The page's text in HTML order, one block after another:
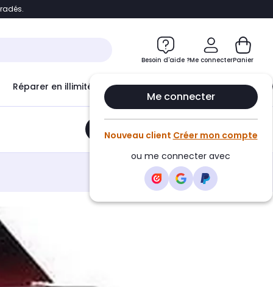
Accéder directement au chatbot
Besoin d'aide ?Me connecter
Me connecter
Nouveau client Créer mon compte
ou me connecter avec
Panier
Réparer en illimité avec Le Club Infinity
Ajouter au panier